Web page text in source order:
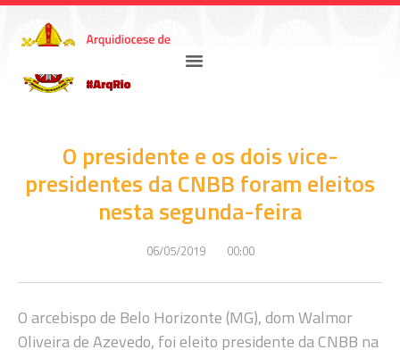
O presidente e os dois vice-
presidentes da CNBB foram eleitos
nesta segunda-feira
06/05/2019 00:00
O arcebispo de Belo Horizonte (MG), dom Walmor
Oliveira de Azevedo, foi eleito presidente da CNBB na